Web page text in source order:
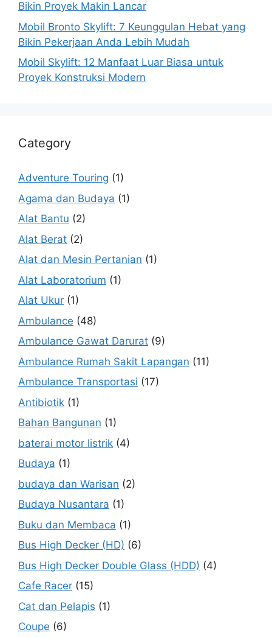
Bikin Proyek Makin Lancar
Mobil Bronto Skylift: 7 Keunggulan Hebat yang
Bikin Pekerjaan Anda Lebih Mudah
Mobil Skylift: 12 Manfaat Luar Biasa untuk
Proyek Konstruksi Modern
Category
Adventure Touring (1)
Agama dan Budaya (1)
Alat Bantu (2)
Alat Berat (2)
Alat dan Mesin Pertanian (1)
Alat Laboratorium (1)
Alat Ukur (1)
Ambulance (48)
Ambulance Gawat Darurat (9)
Ambulance Rumah Sakit Lapangan (11)
Ambulance Transportasi (17)
Antibiotik (1)
Bahan Bangunan (1)
baterai motor listrik (4)
Budaya (1)
budaya dan Warisan (2)
Budaya Nusantara (1)
Buku dan Membaca (1)
Bus High Decker (HD) (6)
Bus High Decker Double Glass (HDD) (4)
Cafe Racer (15)
Cat dan Pelapis (1)
Coupe (6)